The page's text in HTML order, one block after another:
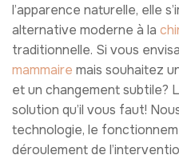
l’apparence naturelle, elle
alternative moderne à la
traditionnelle. Si vous
mammaire mais souhaitez
et un changement subtile?
solution qu’il vous faut!
technologie, le
déroulement de